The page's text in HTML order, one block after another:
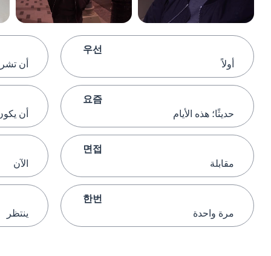
우선
أولاً
요즘
حديثًا؛ هذه الأيام
면접
مقابلة
한번
مرة واحدة
أن
أن
الآن
ينتظر